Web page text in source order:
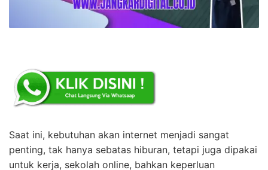
Saat ini, kebutuhan akan internet menjadi sangat
penting, tak hanya sebatas hiburan, tetapi juga dipakai
untuk kerja, sekolah online, bahkan keperluan